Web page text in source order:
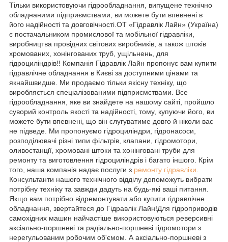
Тільки використовуючи гідрообладнання, випущене технічно
обладнаними підприємствами, ви можете бути впевнені в
його надійності та довговічності.ОТ «Гідравлік Лайн» (Україна)
є постачальником промислової та мобільної гідравліки,
виробництва провідних світових виробників, а також штоків
хромованих, хонінгованих труб, ущільнень, для
гідроциліндрів!! Компанія Гідравлік Лайн пропонує вам купити
гідравлічне обладнання в Києві за доступними цінами та
якнайшвидше. Ми продаємо тільки якісну техніку, що
виробляється спеціалізованими підприємствами. Все
гідрообладнання, яке ви знайдете на нашому сайті, пройшло
суворий контроль якості та надійності, тому, купуючи його, ви
можете бути впевнені, що він слугуватиме довго й ніколи вас
не підведе. Ми пропонуємо гідроциліндри, гідронасоси,
розподілювачі різні типи фільтрів, клапани, гідромотори,
оливостанції, хромовані штоки та хонінговані труби для
ремонту та виготовлення гідроциліндрів і багато іншого. Крім
того, наша компанія надає послуги з ремонту гідравліки
Консультанти нашого технічного відділу допоможуть вибрати
потрібну техніку та завжди дадуть на будь-які ваші питання.
Якщо вам потрібно відремонтувати або купити гідравлічне
обладнання, звертайтеся до Гідравлік Лайн!Для гідроприводів
самохідних машин найчастіше використовуються реверсивні
аксіально-поршневі та радіально-поршневі гідромотори з
нерегульованим робочим об'ємом. А аксіально-поршневі з